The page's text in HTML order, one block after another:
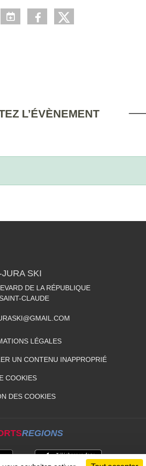
L’ÉVÈNEMENT
JURA SKI
DE LA RÉPUBLIQUE
SAINT-CLAUDE
LÉGALES
UN CONTENU INAPPROPRIÉ
COOKIES
DES COOKIES
REGIONS